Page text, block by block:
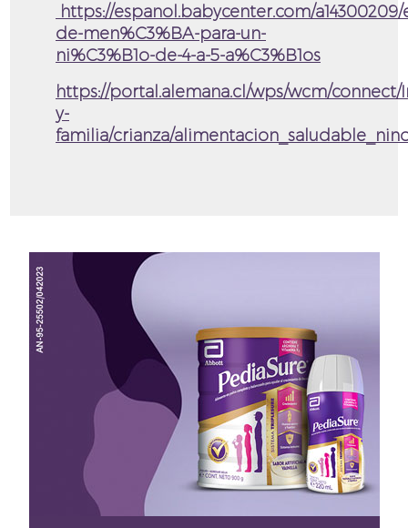
https://espanol.babycenter.com/
de-men%C3%BA-para-un-
ni%C3%B1o-de-4-a-5-a%C3%B1os
https://portal.alemana.cl/wps/wcm/
y-
familia/crianza/